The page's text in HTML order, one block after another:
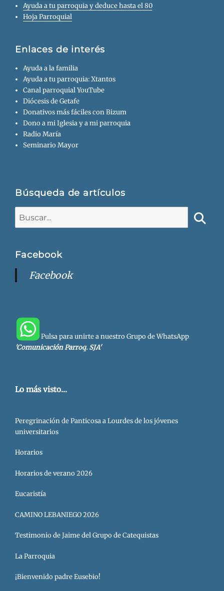
Ayuda a tu parroquia y deduce hasta el 80
Hoja Parroquial
Enlaces de interés
Ayuda a la familia
Ayuda a tu parroquia: Xtantos
Canal parroquial YouTube
Diócesis de Getafe
Donativos más fáciles con Bizum
Dono a mi Iglesia y a mi parroquia
Radio María
Seminario Mayor
Búsqueda de artículos
Facebook
Facebook
Pulsa para unirte a nuestro Grupo de WhatsApp
'Comunicación Parroq. SJA'
Lo más visto...
Peregrinación de Panticosa a Lourdes de los jóvenes
universitarios
Horarios
Horarios de verano 2026
Eucaristía
CAMINO LEBANIEGO 2026
Testimonio de Jaime del Grupo de Catequistas
La Parroquia
¡Bienvenido padre Eusebio!